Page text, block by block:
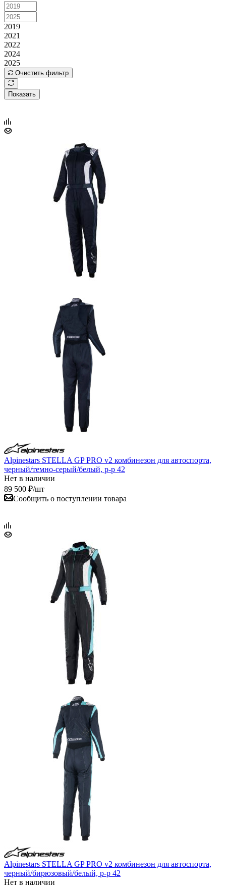
2019
2021
2022
2024
2025
Очистить фильтр
Показать
Alpinestars STELLA GP PRO v2 комбинезон для автоспорта,
черный/темно-серый/белый, р-р 42
Нет в наличии
89 500 ₽/шт
Сообщить о поступлении товара
Alpinestars STELLA GP PRO v2 комбинезон для автоспорта,
черный/бирюзовый/белый, р-р 42
Нет в наличии